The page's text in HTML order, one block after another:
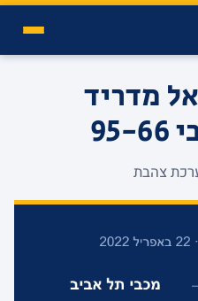
מדריד